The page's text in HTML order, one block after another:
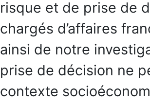
risque et de prise de
chargés d’affaires
ainsi de notre
prise de décision ne
contexte